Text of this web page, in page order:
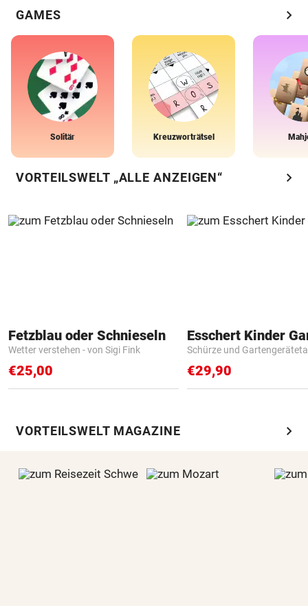
GAMES chevron_right
Solitär Kreuzworträtsel
VORTEILSWELT „ALLE ANZEIGEN“ chevron_right
Fetzblau oder Schnieseln
Wetter verstehen - von Sigi Fink
€25,00
Schürze und
€29,90
VORTEILSWELT MAGAZINE chevron_right